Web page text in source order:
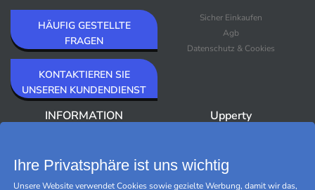
HÄUFIG GESTELLTE
FRAGEN
KONTAKTIEREN SIE
UNSEREN KUNDENDIENST
Sicher Einkaufen
Agb
Datenschutz & Cookies
INFORMATION
Newsletter
Upperty
Bestseller
Outlet
Marken
Ihre Privatsphäre ist uns wichtig
Unsere Website verwendet Cookies sowie gezielte Werbung, damit wir das,